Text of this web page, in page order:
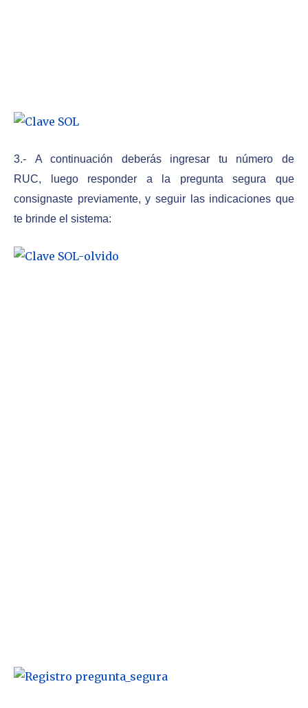
3.- A continuación deberás ingresar tu número de
RUC, luego responder a la pregunta segura que
consignaste previamente, y seguir las indicaciones que
te brinde el sistema: